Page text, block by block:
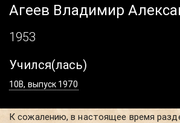
Агеев Владимир
1953
Учился(лась)
10В, выпуск 1970
К сожалению, в настоящее время